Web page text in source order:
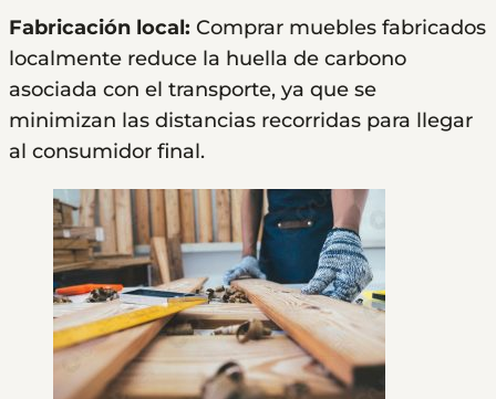
Fabricación local: Comprar muebles fabricados
localmente reduce la huella de carbono
asociada con el transporte, ya que se
minimizan las distancias recorridas para llegar
al consumidor final.